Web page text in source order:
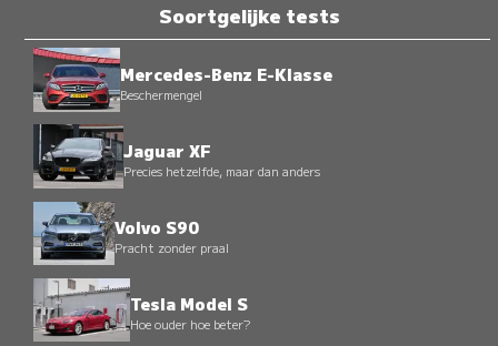
Soortgelijke tests
Mercedes-Benz E-Klasse
Beschermengel
Jaguar XF
Precies hetzelfde, maar dan anders
Volvo S90
Pracht zonder praal
Tesla Model S
Hoe ouder hoe beter?